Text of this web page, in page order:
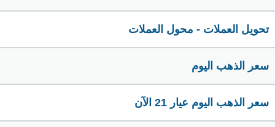
تحويل العملات - محول العملات
سعر الذهب اليوم
سعر الذهب اليوم عيار 21 الآن